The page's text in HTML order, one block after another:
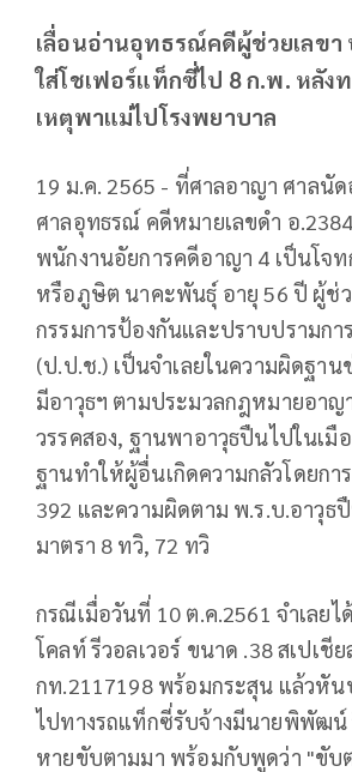
เลื่อนอ่านอุทธรณ์คดีผู้ช่วยเลขา
ใส่โชเฟอร์แท็กซี่ไป 8 ก.พ. หลัง
เหตุพาแม่ไปโรงพยาบาล
19 ม.ค. 2565 - ที่ศาลอาญา ศาลนั
ศาลอุทธรณ์ คดีหมายเลขดำ อ
พนักงานอัยการคดีอาญา 4 เป็นโจ
หรือภูษิต นาคะพันธุ์ อายุ 56 ปี ผู้ช่
กรรมการป้องกันและปราบปรามก
(ป.ป.ช.) เป็นจำเลยในความผิดฐา
มีอาวุธฯ ตามประมวลกฎหมายอาญ
วรรคสอง, ฐานพาอาวุธปืนไปในเมื
ฐานทำให้ผู้อื่นเกิดความกลัวโดยกา
392 และความผิดตาม พ.ร.บ.อาวุธ
มาตรา 8 ทวิ, 72 ทวิ
กรณีเมื่อวันที่ 10 ต.ค.2561 จำเลย
โคลท์ รีวอลเวอร์ ขนาด .38 สเปเชี
กท.2117198 พร้อมกระสุน แล้วหั
ไปทางรถแท็กซี่รับจ้างมีนายพิพัฒน์
หายขับตามมา พร้อมกับพูดว่า "ขับ